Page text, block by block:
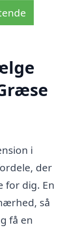
i
der
for dig. En
så
få en